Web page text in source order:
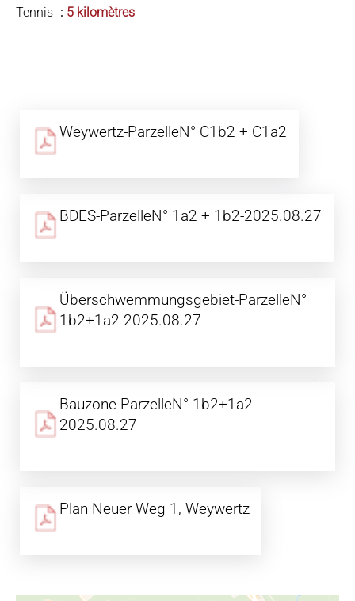
Tennis
5 kilomètres
Weywertz-ParzelleN° C1b2 + C1a2
BDES-ParzelleN° 1a2 + 1b2-2025.08.27
Überschwemmungsgebiet-ParzelleN°
1b2+1a2-2025.08.27
Bauzone-ParzelleN° 1b2+1a2-
2025.08.27
Plan Neuer Weg 1, Weywertz